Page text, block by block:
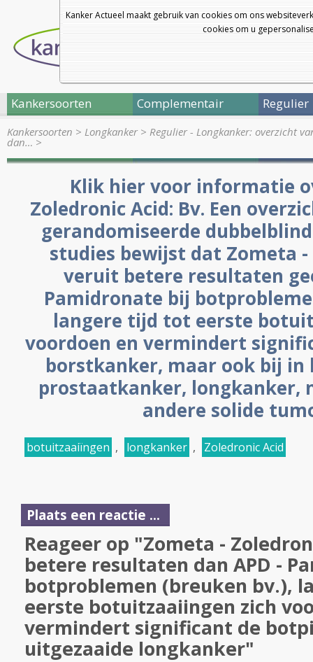
Kanker Actueel maakt gebruik van cookies om ons
cookies om u
Kankersoorten Complementair Regulier
Kankersoorten > Longkanker> Regulier - Longkanker: overzicht
dan… >
Klik hier voor informatie
Zoledronic Acid: Bv. Een
gerandomiseerde
studies bewijst dat Zometa -
veruit betere resultaten
Pamidronate bij
langere tijd tot eerste
voordoen en vermindert
borstkanker, maar ook bij in
prostaatkanker, longkanker,
andere solide
botuitzaaiïngen , longkanker , Zoledronic Acid
Plaats een reactie ...
Reageer op "Zometa -
betere resultaten dan APD -
botproblemen (breuken bv.),
eerste botuitzaaiingen zich
vermindert significant de
uitgezaaide longkanker"